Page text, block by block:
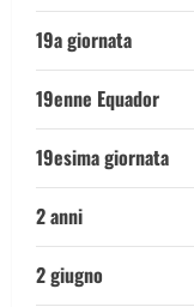
19a giornata
19enne Equador
19esima giornata
2 anni
2 giugno